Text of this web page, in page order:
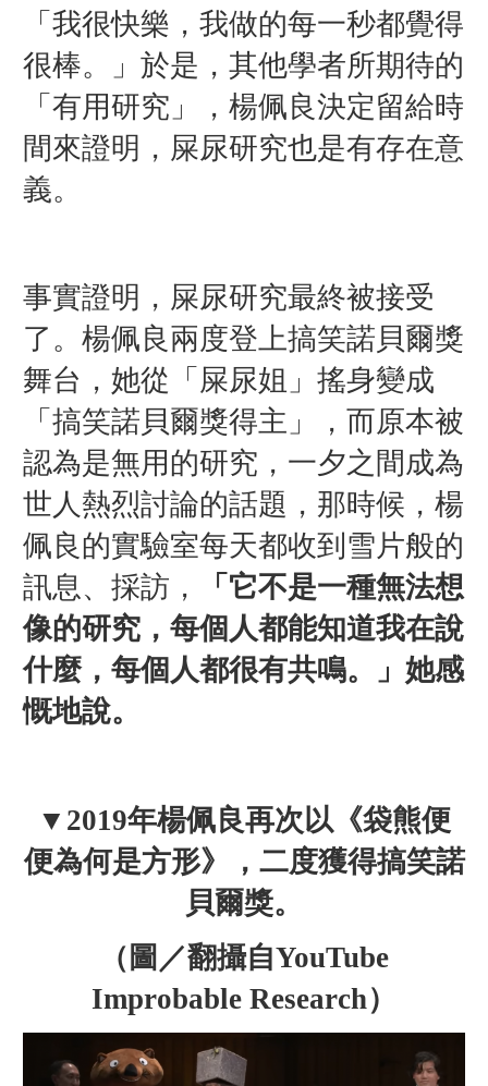
「我很快樂，我做的每一秒都覺得
很棒。」於是，其他學者所期待的
「有用研究」，楊佩良決定留給時
間來證明，屎尿研究也是有存在意
義。
事實證明，屎尿研究最終被接受
了。楊佩良兩度登上搞笑諾貝爾獎
舞台，她從「屎尿姐」搖身變成
「搞笑諾貝爾獎得主」，而原本被
認為是無用的研究，一夕之間成為
世人熱烈討論的話題，那時候，楊
佩良的實驗室每天都收到雪片般的
訊息、採訪，
「它不是一種無法想
像的研究，每個人都能知道我在說
什麼，每個人都很有共鳴。」她感
慨地說。
▼2019年楊佩良再次以《袋熊便
便為何是方形》，二度獲得搞笑諾
貝爾獎。
（圖／翻攝自YouTube
Improbable Research）